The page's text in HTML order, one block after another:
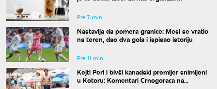
Pre 7 min
Nastavlja da pomera granice: Mesi se vratio
na teren, dao dva gola i ispisao istoriju
Pre 11 min
Kejti Peri i bivši kanadski premijer snimljeni
u Kotoru: Komentari Crnogoraca na